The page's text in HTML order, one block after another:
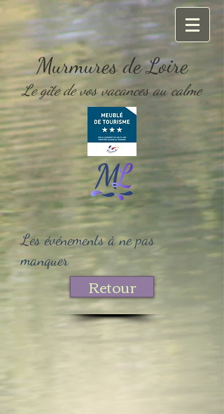
Murmures de Loire
Le gîte de vos vacances au calme
Les événements à ne pas
manquer
Retour